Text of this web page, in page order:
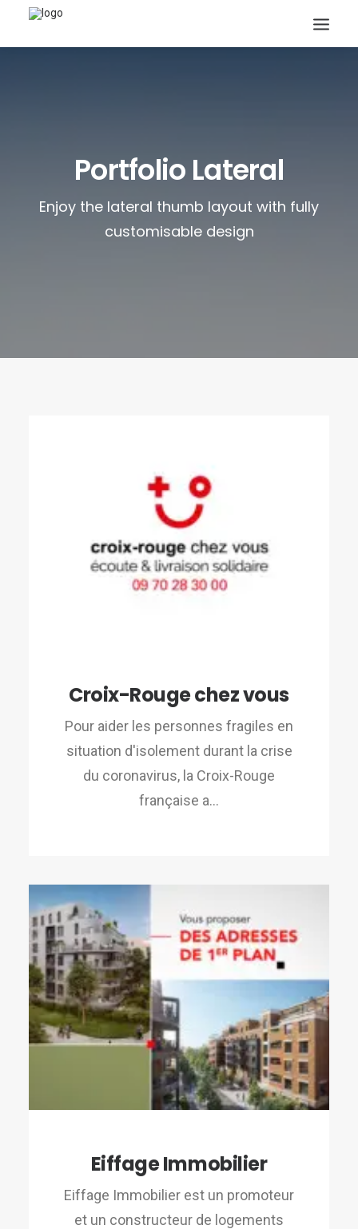
Search
Portfolio Lateral
Enjoy the lateral thumb layout with fully
customisable design
Croix-Rouge chez vous
Pour aider les personnes fragiles en
situation d'isolement durant la crise
du coronavirus, la Croix-Rouge
française a…
Eiffage Immobilier
Eiffage Immobilier est un promoteur
et un constructeur de logements